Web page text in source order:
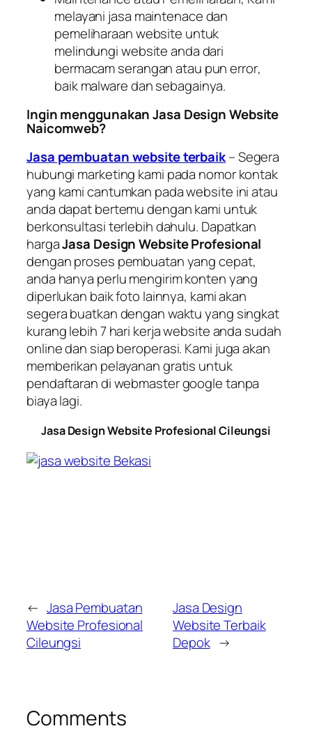
melayani jasa maintenacedan
pemeliharaan website untuk
melindungi website anda dari
bermacam serangan atau punerror,
baikmalwaredan sebagainya.
Ingin menggunakan Jasa Design Website
Naicomweb?
Jasa pembuatan website terbaik– Segera
hubungi marketing kami pada nomor kontak
yang kami cantumkan pada website ini atau
anda dapat bertemu dengan kami untuk
berkonsultasi terlebih dahulu. Dapatkan
hargaJasa Design Website Profesional
dengan proses pembuatan yang cepat,
anda hanya perlu mengirim konten yang
diperlukan baik foto lainnya, kami akan
segera buatkan dengan waktu yang singkat
kurang lebih 7 hari kerja website anda sudah
onlinedan siap beroperasi. Kami juga akan
memberikan pelayanan gratis untuk
pendaftaran diwebmaster googletanpa
biaya lagi.
Jasa Design Website Profesional Cileungsi
← Jasa Pembuatan
Website Profesional
Cileungsi
Jasa Design
Website Terbaik
Depok →
Comments